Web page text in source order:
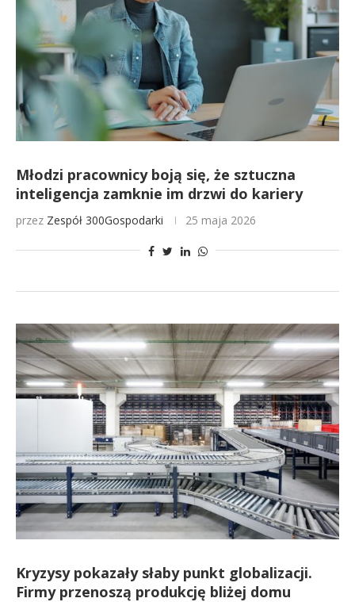
Młodzi pracownicy boją się, że sztuczna
inteligencja zamknie im drzwi do kariery
przez Zespół 300Gospodarki 25 maja 2026
Kryzysy pokazały słaby punkt globalizacji.
Firmy przenoszą produkcję bliżej domu